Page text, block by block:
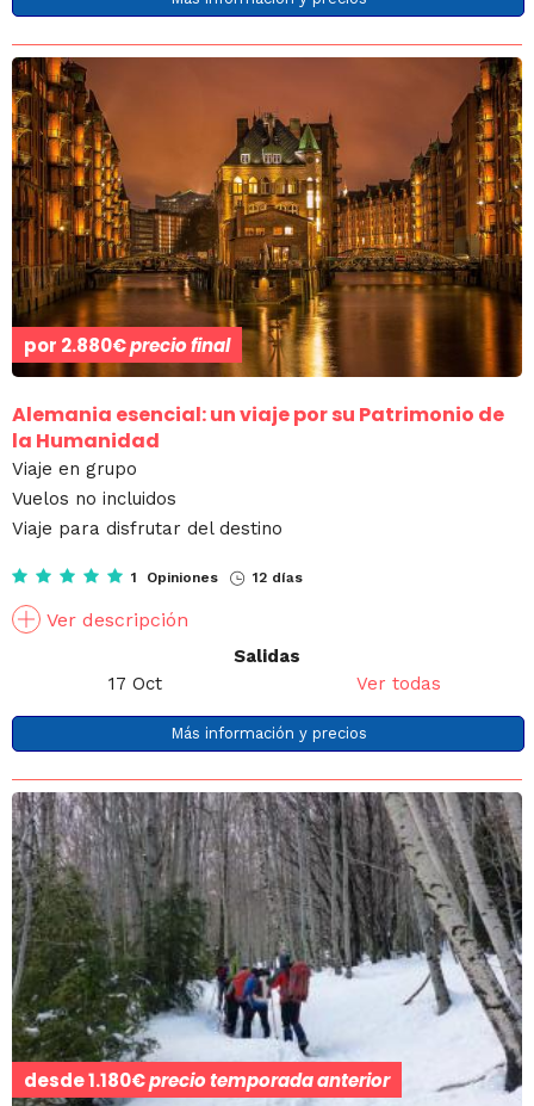
por 2.880€precio final
Alemania esencial: un viaje por su Patrimonio de
la Humanidad
Viaje en grupo
Vuelos no incluidos
Viaje para disfrutar del destino
1 Opiniones 12 días
Ver descripción
Salidas
17 Oct
Ver todas
Más información y precios
desde1.180€precio temporada anterior